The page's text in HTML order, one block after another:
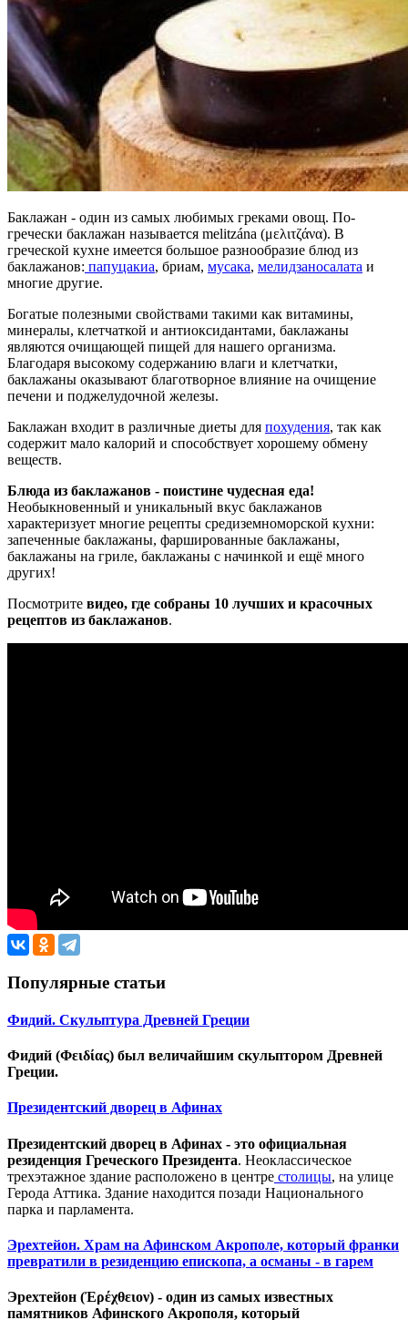
Баклажан - один из самых любимых греками овощ. По-
гречески баклажан называется melitzána (μελιτζάνα). В
греческой кухне имеется большое разнообразие блюд из
баклажанов: папуцакиа, бриам, мусака, мелидзаносалата и
многие другие.
Богатые полезными свойствами такими как витамины,
минералы, клетчаткой и антиоксидантами, баклажаны
являются очищающей пищей для нашего организма.
Благодаря высокому содержанию влаги и клетчатки,
баклажаны оказывают благотворное влияние на очищение
печени и поджелудочной железы.
Баклажан входит в различные диеты для похудения, так как
содержит мало калорий и способствует хорошему обмену
веществ.
Блюда из баклажанов - поистине чудесная еда!
Необыкновенный и уникальный вкус баклажанов
характеризует многие рецепты средиземноморской кухни:
запеченные баклажаны, фаршированные баклажаны,
баклажаны на гриле, баклажаны с начинкой и ещё много
других!
Посмотрите видео, где собраны 10 лучших и красочных
рецептов из баклажанов.
Популярные статьи
Фидий. Скульптура Древней Греции
Фидий (Φειδίας) был величайшим скульптором Древней
Греции.
Президентский дворец в Афинах
Президентский дворец в Афинах - это официальная
резиденция Греческого Президента. Неоклассическое
трехэтажное здание расположено в центре столицы, на улице
Герода Аттика. Здание находится позади Национального
парка и парламента.
Эрехтейон. Храм на Афинском Акрополе, который франки
превратили в резиденцию епископа, а османы - в гарем
Эрехтейон (Ἐρέχθειον) - один из самых известных
памятников Афинского Акрополя, который